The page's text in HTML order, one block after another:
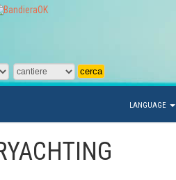
LANGUAGE